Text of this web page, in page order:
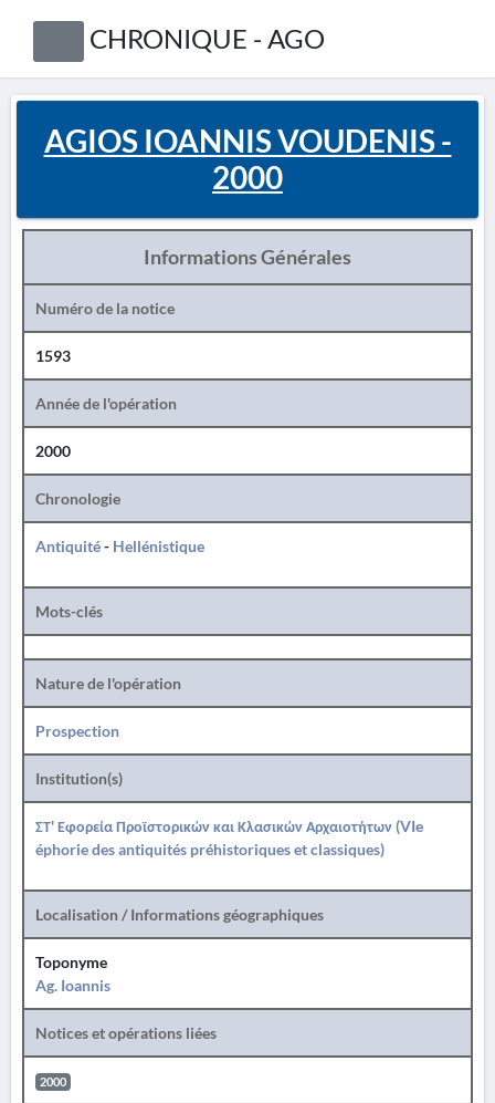
CHRONIQUE - AGO
AGIOS IOANNIS VOUDENIS -
2000
Informations Générales
Numéro de la notice
1593
Année de l'opération
2000
Chronologie
Antiquité- Hellénistique
Mots-clés
Nature de l'opération
Prospection
Institution(s)
ΣΤ' Εφορεία Προϊστορικών και Κλασικών Αρχαιοτήτων (VIe
éphorie des antiquités préhistoriques et classiques)
Localisation / Informations géographiques
Toponyme
Ag. Ioannis
Notices et opérations liées
2000